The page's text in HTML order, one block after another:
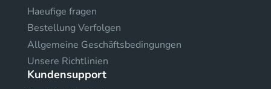
Haeufige fragen
Bestellung Verfolgen
Allgemeine Geschäftsbedingungen
Unsere Richtlinien
Kundensupport